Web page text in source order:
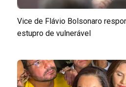
Vice de Flávio Bolsonaro
estupro de vulnerável